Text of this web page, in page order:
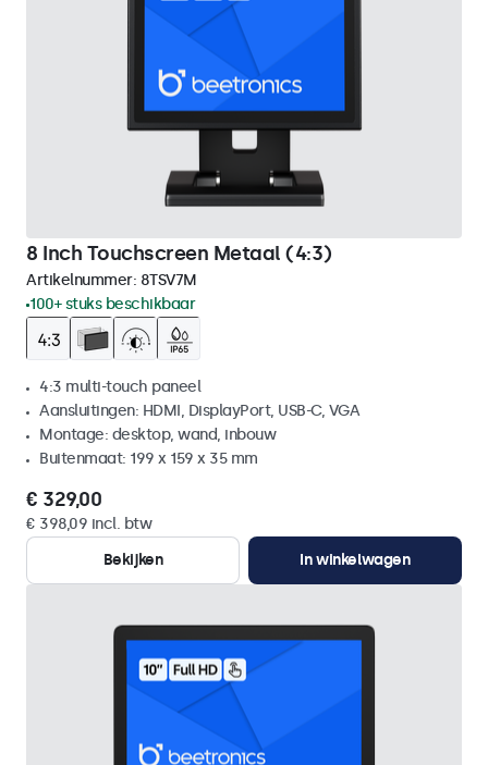
8 Inch Touchscreen Metaal (4:3)
Artikelnummer: 8TSV7M
100+ stuks beschikbaar
4:3 multi-touch paneel
Aansluitingen: HDMI, DisplayPort, USB-C, VGA
Montage: desktop, wand, inbouw
Buitenmaat: 199 x 159 x 35 mm
€ 329,00
€ 398,09 incl. btw
Bekijken
In winkelwagen